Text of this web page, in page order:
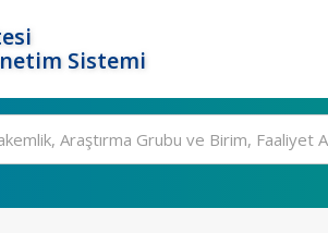
Sistemi